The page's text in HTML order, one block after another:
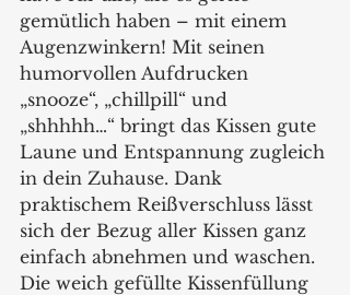
gemütlich haben – mit einem
Augenzwinkern! Mit seinen
humorvollen Aufdrucken
„snooze“, „chillpill“ und
„shhhhh…“ bringt das Kissen gute
Laune und Entspannung zugleich
in dein Zuhause. Dank
praktischem Reißverschluss lässt
sich der Bezug aller Kissen ganz
einfach abnehmen und waschen.
Die weich gefüllte Kissenfüllung